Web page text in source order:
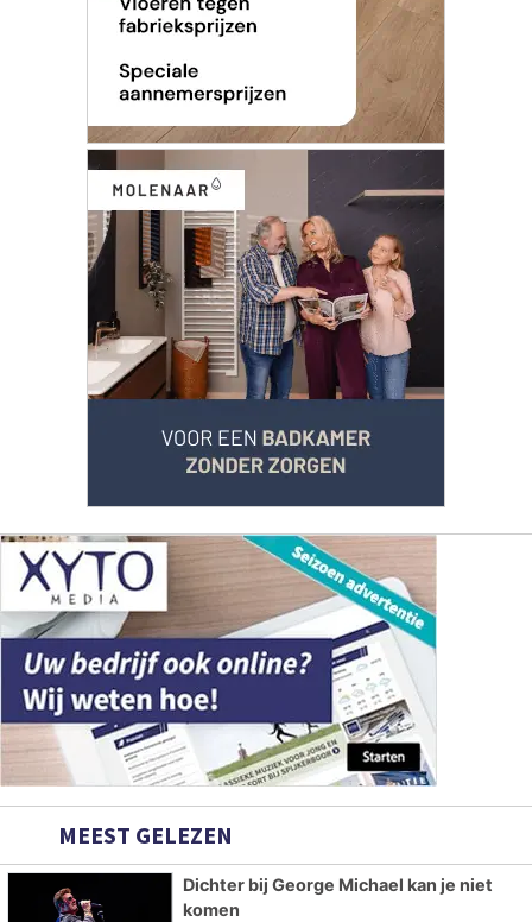
MEEST GELEZEN
Dichter bij George Michael kan je niet
komen